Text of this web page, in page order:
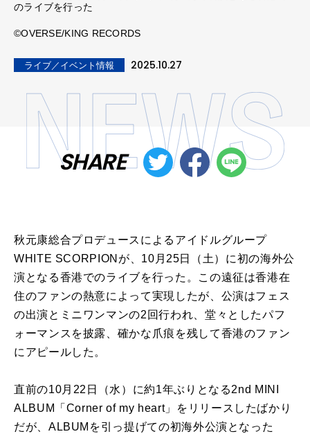
のライブを行った
©OVERSE/KING RECORDS
ライブ／イベント情報 2025.10.27
SHARE
秋元康総合プロデュースによるアイドルグループ
WHITE SCORPIONが、10月25日（土）に初の海外公
演となる香港でのライブを行った。この遠征は香港在
住のファンの熱意によって実現したが、公演はフェス
の出演とミニワンマンの2回行われ、堂々としたパフ
ォーマンスを披露、確かな爪痕を残して香港のファン
にアピールした。
直前の10月22日（水）に約1年ぶりとなる2nd MINI
ALBUM「Corner of my heart」をリリースしたばかり
だが、ALBUMを引っ提げての初海外公演となった